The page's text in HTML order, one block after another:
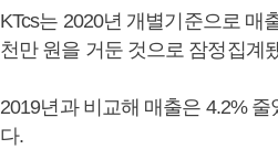
KTcs는 2020년 개별기준으로 매
천만 원을 거둔 것으로 잠정집계
2019년과 비교해 매출은 4.2%
다.